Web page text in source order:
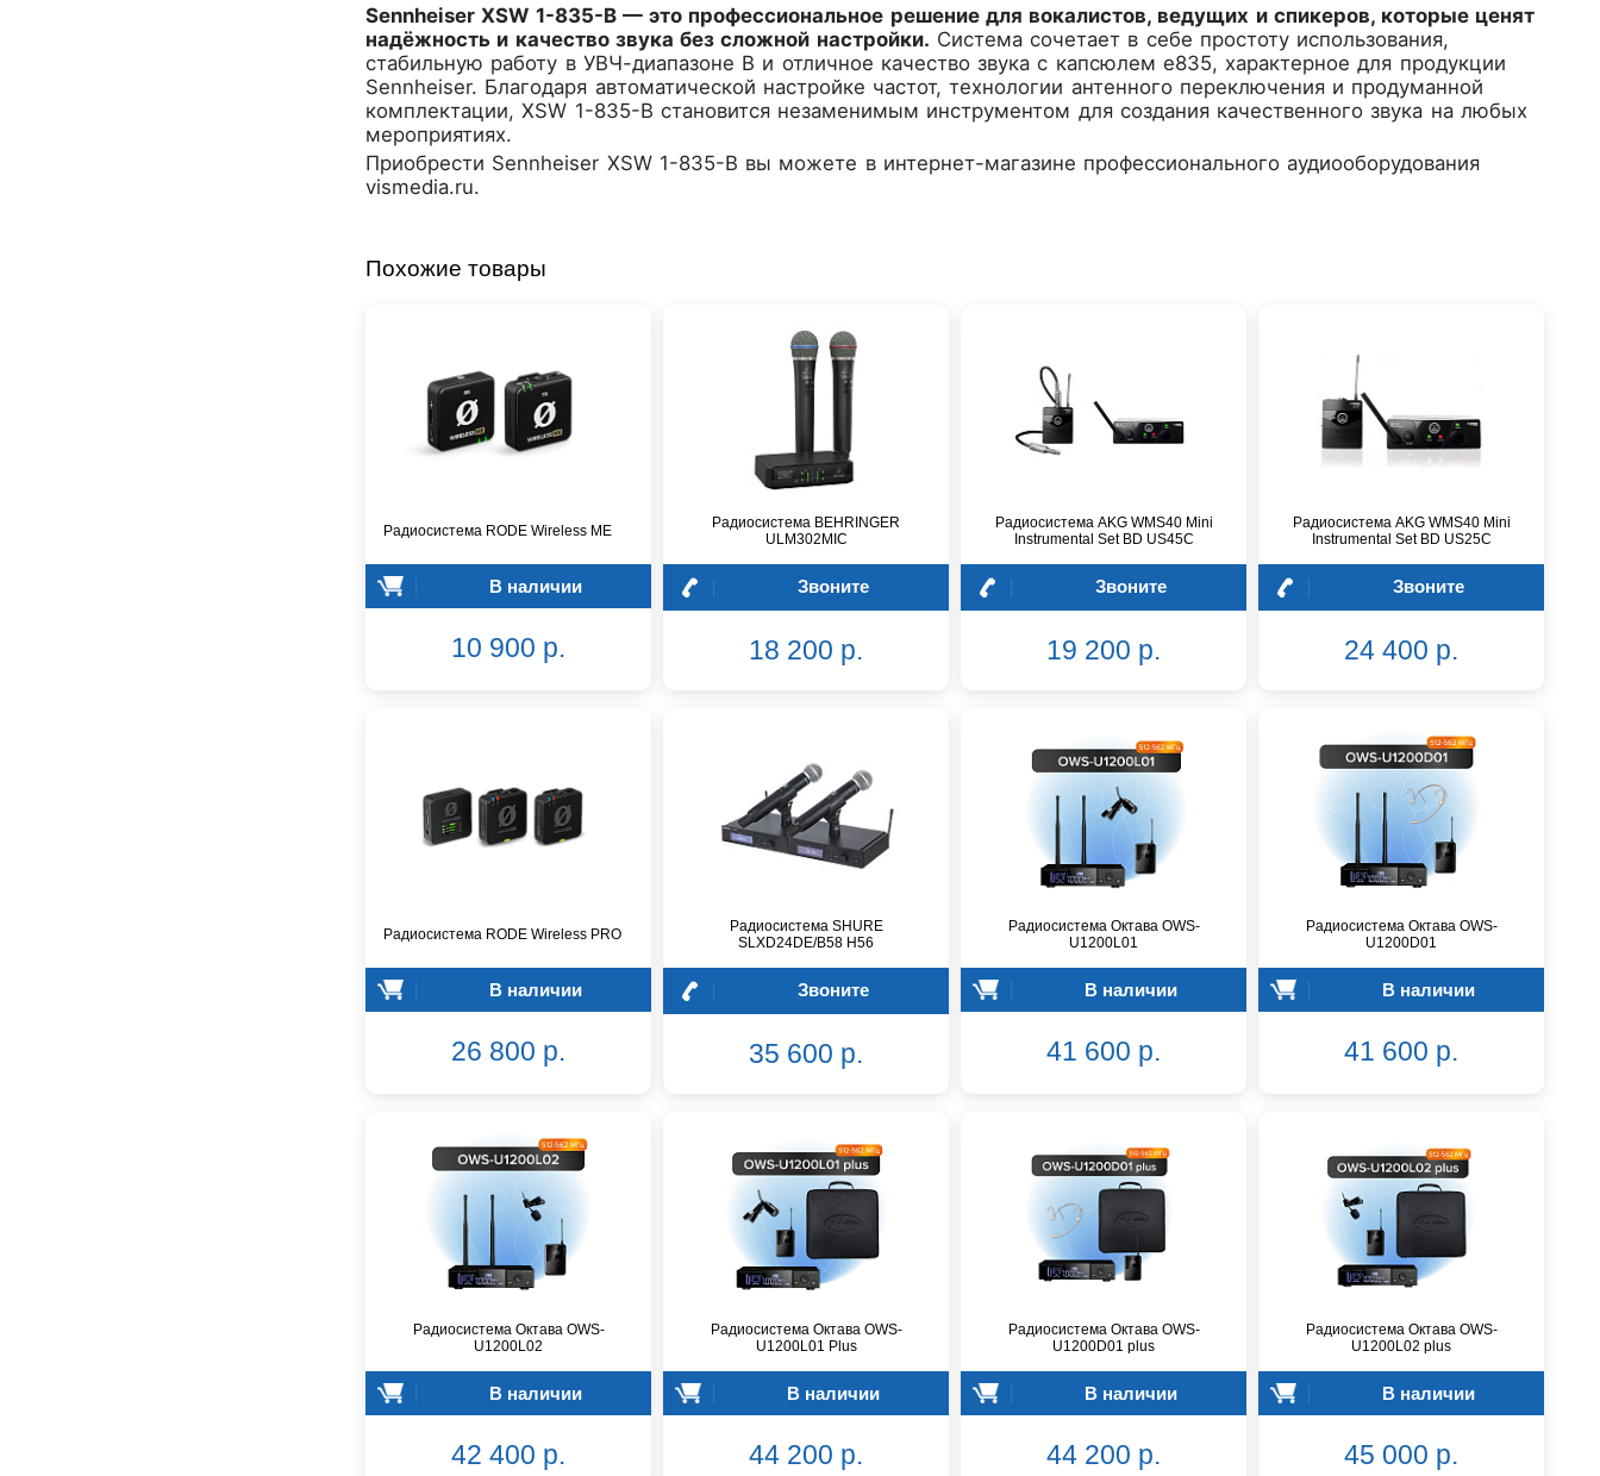
Sennheiser XSW 1-835-B — это профессиональное решение для вокалистов, ведущих и спикеров, которые ценят
надёжность и качество звука без сложной настройки. Система сочетает в себе простоту использования,
стабильную работу в УВЧ-диапазоне B и отличное качество звука с капсюлем e835, характерное для продукции
Sennheiser. Благодаря автоматической настройке частот, технологии антенного переключения и продуманной
комплектации, XSW 1-835-B становится незаменимым инструментом для создания качественного звука на любых
мероприятиях.
Приобрести Sennheiser XSW 1-835-B вы можете в интернет-магазине профессионального аудиооборудования
vismedia.ru.
Похожие товары
Радиосистема RODE Wireless ME
В наличии
10 900 р.
Радиосистема BEHRINGER
ULM302MIC
Звоните
18 200 р.
Радиосистема AKG WMS40 Mini
Instrumental Set BD US45C
Звоните
19 200 р.
Радиосистема AKG WMS40 Mini
Instrumental Set BD US25C
Звоните
24 400 р.
Радиосистема RODE Wireless PRO
В наличии
26 800 р.
Радиосистема SHURE
SLXD24DE/B58 H56
Звоните
35 600 р.
Радиосистема Октава OWS-
U1200L01
В наличии
41 600 р.
Радиосистема Октава OWS-
U1200D01
В наличии
41 600 р.
Радиосистема Октава OWS-
U1200L02
В наличии
42 400 р.
Радиосистема Октава OWS-
U1200L01 Plus
В наличии
44 200 р.
Радиосистема Октава OWS-
U1200D01 plus
В наличии
44 200 р.
Радиосистема Октава OWS-
U1200L02 plus
В наличии
45 000 р.